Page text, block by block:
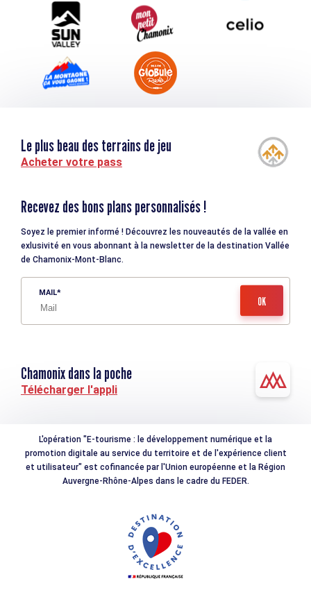
Tourisme et handicap
Le plus beau des terrains de jeu
Acheter votre pass
Recevez des bons plans personnalisés !
Soyez le premier informé ! Découvrez les nouveautés de la vallée en
exlusivité en vous abonnant à la newsletter de la destination Vallée
de Chamonix-Mont-Blanc.
MAIL
Chamonix dans la poche
Télécharger l'appli
L'opération "E-tourisme : le développement numérique et la
promotion digitale au service du territoire et de l'expérience client
et utilisateur" est cofinancée par l'Union européenne et la Région
Auvergne-Rhône-Alpes dans le cadre du FEDER.